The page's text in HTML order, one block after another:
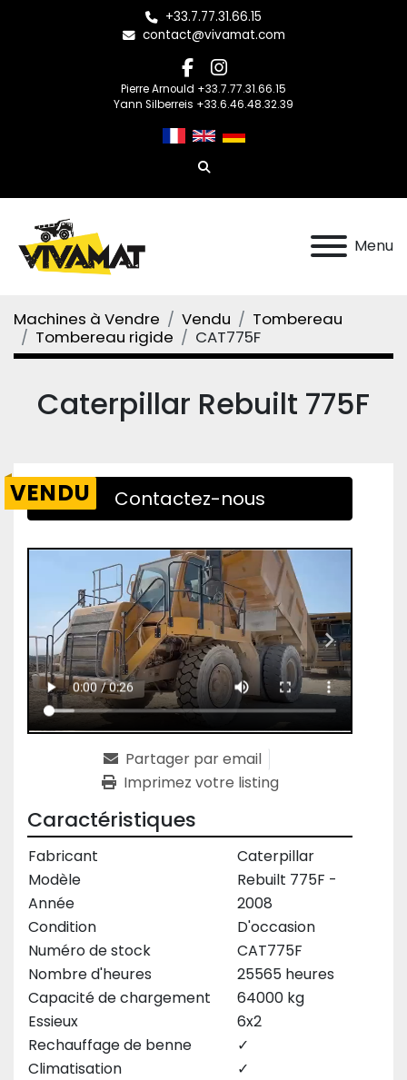
+33.7.77.31.66.15
contact@vivamat.com
facebook
instagram
Pierre Arnould +33.7.77.31.66.15
Yann Silberreis +33.6.46.48.32.39
Rechercher
Menu
Machines à Vendre Vendu
Tombereau
Tombereau rigide
CAT775F
Caterpillar Rebuilt 775F
VENDU Contactez-nous
Partager par email
Imprimez votre listing
Caractéristiques
Fabricant
Caterpillar
Modèle
Rebuilt 775F -
Année
2008
Condition
D'occasion
Numéro de stock
CAT775F
Nombre d'heures
25565 heures
Capacité de chargement
64000 kg
Essieux
6x2
Rechauffage de benne
✓
Climatisation
✓